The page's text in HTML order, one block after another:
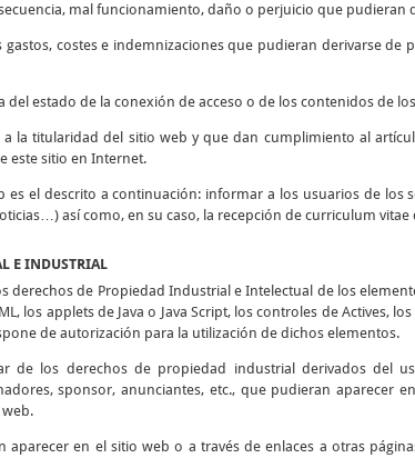
mal funcionamiento, daño o perjuicio que pudieran
gastos, costes e indemnizaciones que pudieran derivarse
del estado de la conexión de acceso o de los contenidos de
la titularidad del sitio web y que dan cumplimiento al
este sitio en Internet.
es el descrito a continuación: informar a los usuarios de
así como, en su caso, la recepción de curriculum
E INDUSTRIAL
derechos de Propiedad Industrial e Intelectual de los
los applets de Java o Java Script, los controles de Actives,
de autorización para la utilización de dichos elementos.
de los derechos de propiedad industrial derivados del
sponsor, anunciantes, etc., que pudieran aparecer
web.
aparecer en el sitio web o a través de enlaces a otras